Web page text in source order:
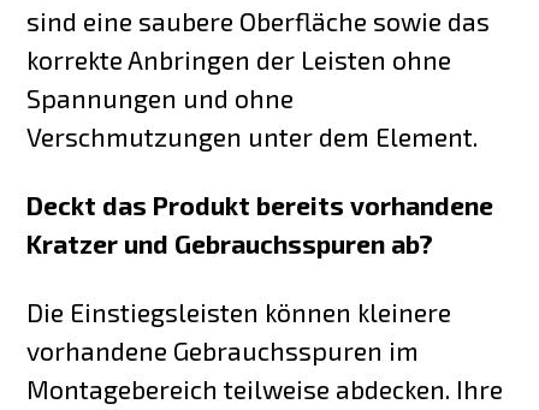
sind eine saubere Oberfläche sowie das
korrekte Anbringen der Leisten ohne
Spannungen und ohne
Verschmutzungen unter dem Element.
Deckt das Produkt bereits vorhandene
Kratzer und Gebrauchsspuren ab?
Die Einstiegsleisten können kleinere
vorhandene Gebrauchsspuren im
Montagebereich teilweise abdecken. Ihre